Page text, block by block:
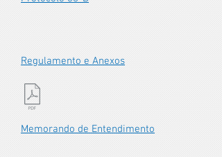
Regulamento e Anexos
Memorando de Entendimento